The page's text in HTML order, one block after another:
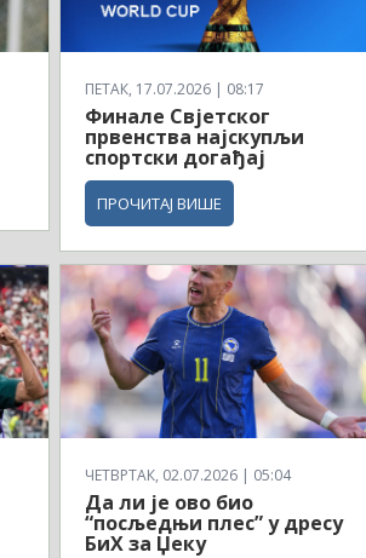
ПЕТАК, 17.07.2026 | 08:17
Финале Свјетског
првенства најскупљи
спортски догађај
ПРОЧИТАЈ ВИШЕ
ЧЕТВРТАК, 02.07.2026 | 05:04
Да ли је ово био
“посљедњи плес” у дресу
БиХ за Џеку